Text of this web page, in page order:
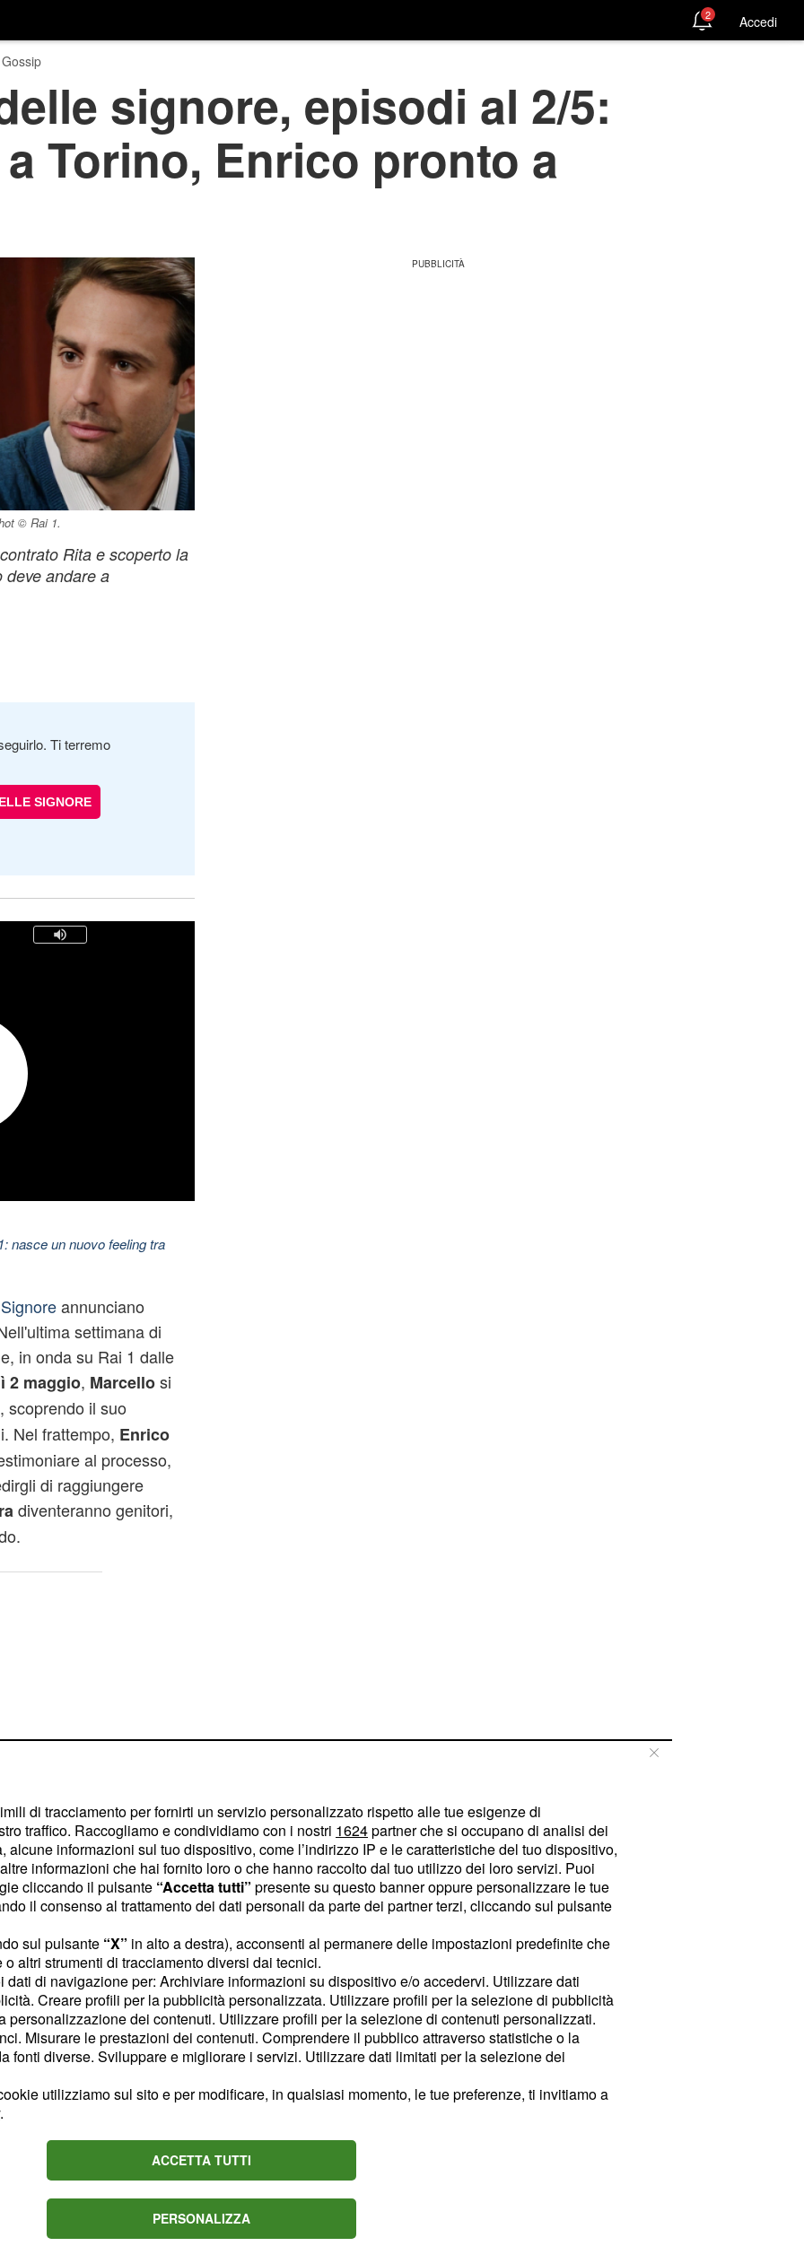
2 Accedi
signore, episodi al 2/5:
Torino, Enrico pronto a
© Rai 1.
Rita e scoperto la
deve andare a
Ti terremo
SIGNORE
nasce un nuovo feeling tra
annunciano
settimana di
in onda su Rai 1 dalle
2 maggio, Marcellosi
, scoprendo il suo
Nel frattempo, Enrico
al processo,
di raggiungere
diventeranno genitori,
a Torino
a Tancredi e, dopo
da Alitalia, si
Partirà in fretta
, che sarà sincera
Marengo
nel furto del
che il mandante
Sant'Erasmo. Nel
, origliando la
scoprirà che Tancredi
nel plagio del
delle Signore.
di tracciamento per fornirti un servizio personalizzato rispetto alle tue esigenze di
traffico. Raccogliamo e condividiamo con i nostri 1624partner che si occupano di analisi dei
informazioni sul tuo dispositivo, come l’indirizzo IP e le caratteristiche del tuo dispositivo,
informazioni che hai fornito loro o che hanno raccolto dal tuo utilizzo dei loro servizi. Puoi
cliccando il pulsante “Accetta tutti” presente su questo banner oppure personalizzare le tue
il consenso al trattamento dei dati personali da parte dei partner terzi, cliccando sul pulsante
sul pulsante “X” in alto a destra), acconsenti al permanere delle impostazioni predefinite che
altri strumenti di tracciamento diversi dai tecnici.
dati di navigazione per: Archiviare informazioni su dispositivo e/o accedervi. Utilizzare dati
Creare profili per la pubblicità personalizzata. Utilizzare profili per la selezione di pubblicità
personalizzazione dei contenuti. Utilizzare profili per la selezione di contenuti personalizzati.
Misurare le prestazioni dei contenuti. Comprendere il pubblico attraverso statistiche o la
fonti diverse. Sviluppare e migliorare i servizi. Utilizzare dati limitati per la selezione dei
utilizziamo sul sito e per modificare, in qualsiasi momento, le tue preferenze, ti invitiamo a
.
ACCETTA TUTTI
PERSONALIZZA